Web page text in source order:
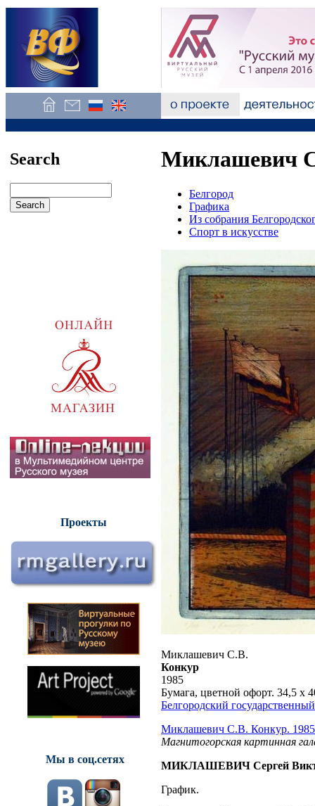
Search
Проекты
Мы в соц.сетях
Миклашевич
Белгород
Графика
Из собрания
Спорт в искусстве
Миклашевич С.В.
Конкур
1985
Бумага, цветной офорт. 34,5 х
Белгородский
Миклашевич С.В. Конкур. 1985
Магнитогорская картинная
МИКЛАШЕВИЧ Сергей
График.